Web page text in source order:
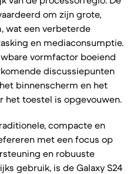
om zijn grote,
wat een verbeterde
en mediaconsumptie.
vormfactor boeiend
discussiepunten
binnenscherm en het
het toestel is opgevouwen.
compacte en
met een focus op
en robuuste
gebruik, is de Galaxy S24